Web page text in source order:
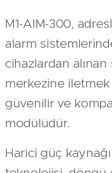
M1-AIM-300,
alarm
cihazlardan
merkezine
güvenilir ve
modülüdür.
Harici güç